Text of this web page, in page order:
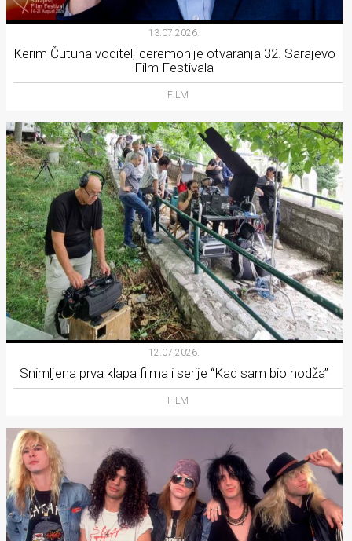
13.07.2026.
Kerim Čutuna voditelj ceremonije otvaranja 32. Sarajevo
Film Festivala
FILM
12.07.2026.
Snimljena prva klapa filma i serije “Kad sam bio hodža”
FILM